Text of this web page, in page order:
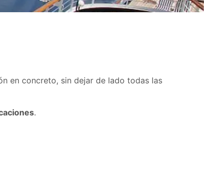
en concreto, sin dejar de lado todas las
.